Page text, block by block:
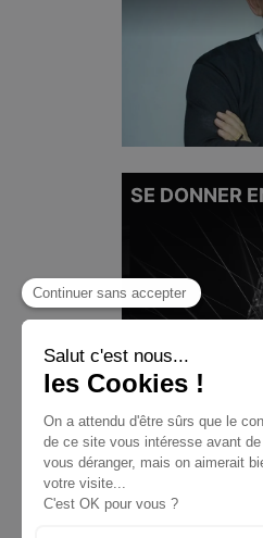
SE DONNER
MICHEL
D’AUCUNS
REFUSER DE